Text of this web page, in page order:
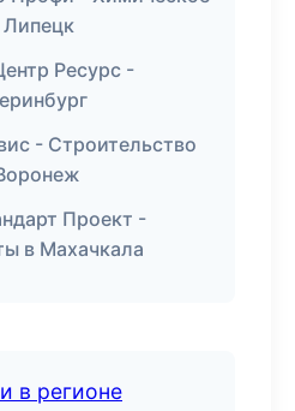
Липецк
Ресурс -
- Строительство
Проект -
в Махачкала
в регионе